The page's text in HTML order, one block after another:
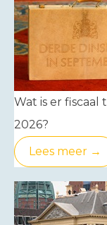
Wat is er fiscaal
2026?
Lees meer →